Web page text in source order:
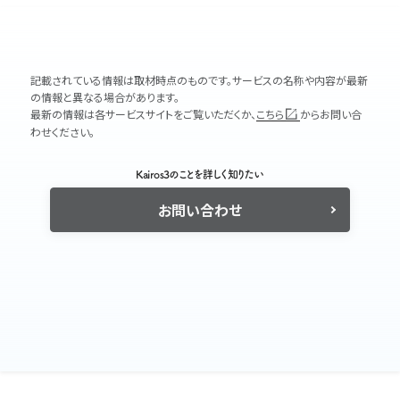
記載されている情報は取材時点のものです。サービスの名称や内容が最新
の情報と異なる場合があります。
最新の情報は各サービスサイトをご覧いただくか、 こちら
からお問い合
わせください。
Kairos3のことを詳しく知りたい
お問い合わせ